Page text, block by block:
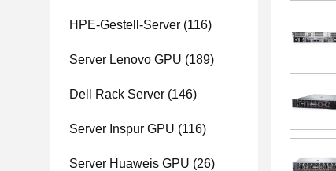
HPE-Gestell-Server (116)
Server Lenovo GPU (189)
Dell Rack Server (146)
Server Inspur GPU (116)
Server Huaweis GPU (26)